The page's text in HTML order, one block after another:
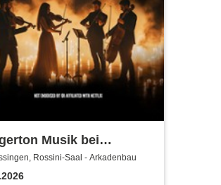
Musik bei
Rossini-Saal - Arkadenbau